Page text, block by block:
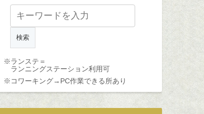
※ランステ＝
ランニングステーション利用可
※コワーキング→ PC作業できる所あり